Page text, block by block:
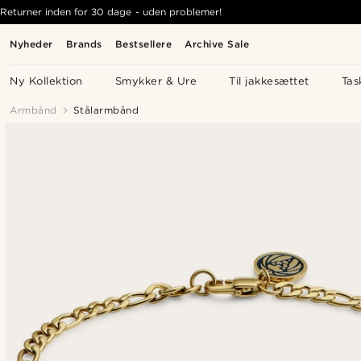
Nyheder Brands Bestsellere Archive Sale
Ny Kollektion Smykker & Ure Til jakkesættet
Returner inden for 30 dage - uden problemer!
Armbånd Stålarmbånd